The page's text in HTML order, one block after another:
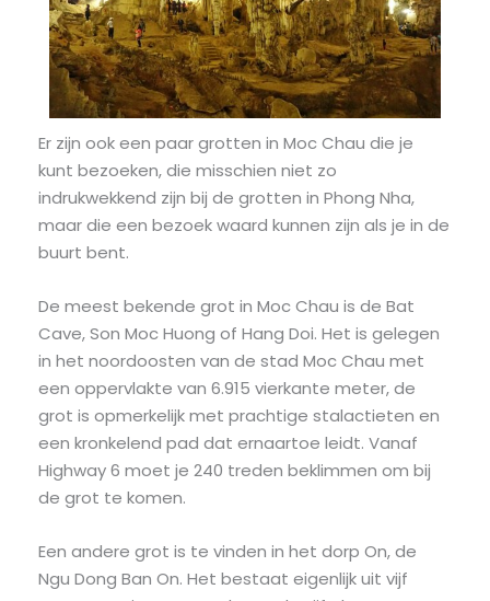
Er zijn ook een paar grotten in Moc Chau die je
kunt bezoeken, die misschien niet zo
indrukwekkend zijn bij de grotten in Phong Nha,
maar die een bezoek waard kunnen zijn als je in de
buurt bent.
De meest bekende grot in Moc Chau is de Bat
Cave, Son Moc Huong of Hang Doi. Het is gelegen
in het noordoosten van de stad Moc Chau met
een oppervlakte van 6.915 vierkante meter, de
grot is opmerkelijk met prachtige stalactieten en
een kronkelend pad dat ernaartoe leidt. Vanaf
Highway 6 moet je 240 treden beklimmen om bij
de grot te komen.
Een andere grot is te vinden in het dorp On, de
Ngu Dong Ban On. Het bestaat eigenlijk uit vijf